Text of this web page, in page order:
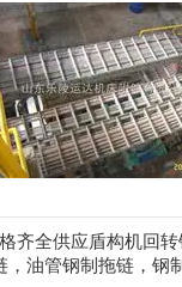
齐全供应盾构机回
，油管钢制拖链，钢